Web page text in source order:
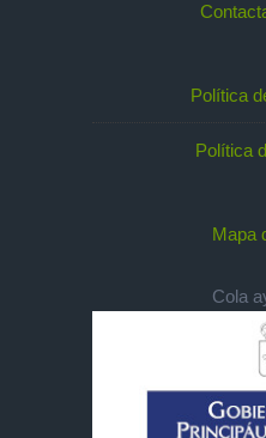
Política
Política
Mapa
Cola